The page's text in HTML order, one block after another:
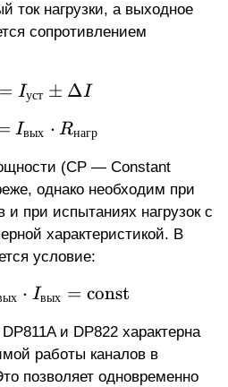
ток нагрузки, а выходное
сопротивлением
I_{\text{вых}} =
= Iуст ± ΔI
U_{\text{вых}} =
Iвых ⋅ Rнагр
(CP — Constant
однако необходим при
и при испытаниях нагрузок с
характеристикой. В
условие:
P_{\text{вых}} =
⋅ Iвых = const
и DP822 характерна
работы каналов в
позволяет одновременно